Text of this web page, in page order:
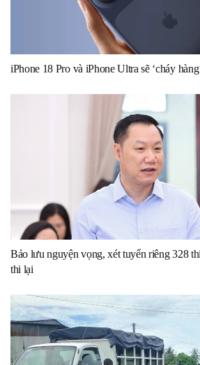
iPhone 18 Pro và iPhone Ultra sẽ ‘cháy
Bảo lưu nguyện vọng, xét tuyển riêng 328
thi lại